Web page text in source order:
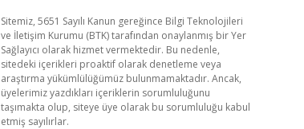
Sitemiz, 5651 Sayılı Kanun gereğince Bilgi Teknolojileri
ve İletişim Kurumu (BTK) tarafından onaylanmış bir Yer
Sağlayıcı olarak hizmet vermektedir. Bu nedenle,
sitedeki içerikleri proaktif olarak denetleme veya
araştırma yükümlülüğümüz bulunmamaktadır. Ancak,
üyelerimiz yazdıkları içeriklerin sorumluluğunu
taşımakta olup, siteye üye olarak bu sorumluluğu kabul
etmiş sayılırlar.